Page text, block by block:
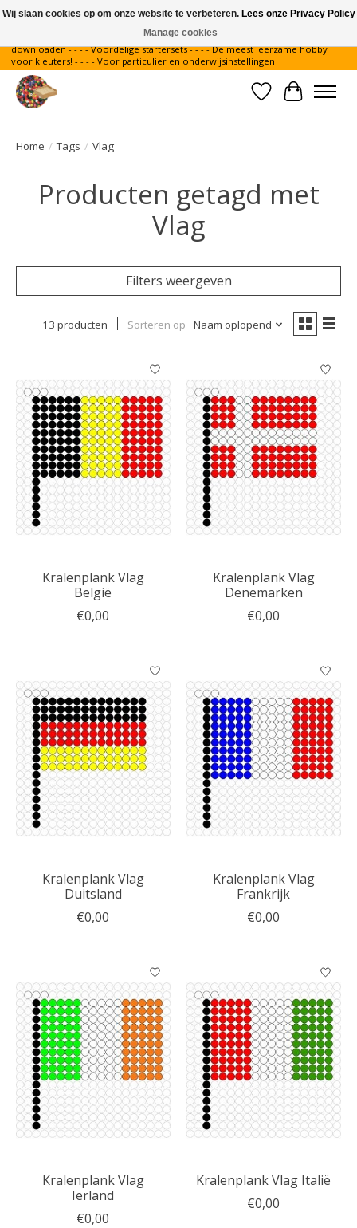
Gratis verzending binnen Nederland - - - - Legvoorbeelden gratis te
downloaden - - - - Voordelige startersets - - - - De meest leerzame hobby
voor kleuters! - - - - Voor particulier en onderwijsinstellingen
Verlanglijst
Home / Tags / Vlag
Producten getagd met
Vlag
Filters weergeven
13 producten Sorteren op Naam oplopend
Kralenplank Vlag
België
€0,00
Kralenplank Vlag
Denemarken
€0,00
Kralenplank Vlag
Duitsland
€0,00
Kralenplank Vlag
Frankrijk
€0,00
Kralenplank Vlag
Ierland
€0,00
Kralenplank Vlag Italië
€0,00
Wij slaan cookies op om onze website te verbeteren. Lees onze Privacy Policy
Manage cookies